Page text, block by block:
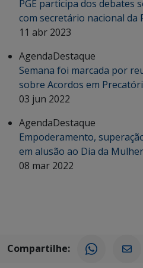
PGE participa dos debates
com secretário nacional da
11 abr 2023
AgendaDestaque
Semana foi marcada por
sobre Acordos em
03 jun 2022
AgendaDestaque
Empoderamento,
em alusão ao Dia da Mulher
08 mar 2022
Compartilhe: